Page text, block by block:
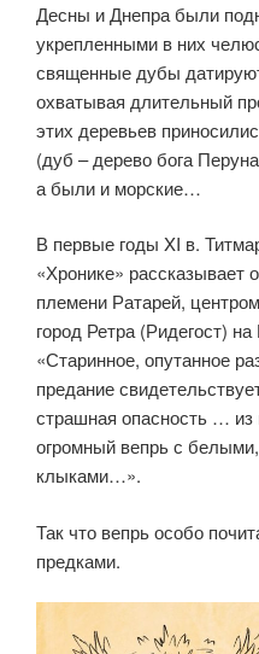
Десны и Днепра были
укрепленными в них
священные дубы
охватывая длительный
этих деревьев
(дуб – дерево бога
а были и морские…
В первые годы XI в.
«Хронике» рассказывает
племени Ратарей,
город Ретра (Ридегост)
«Старинное, опутанное
предание
страшная опасность … из
огромный вепрь с
клыками…».
Так что вепрь особо
предками.